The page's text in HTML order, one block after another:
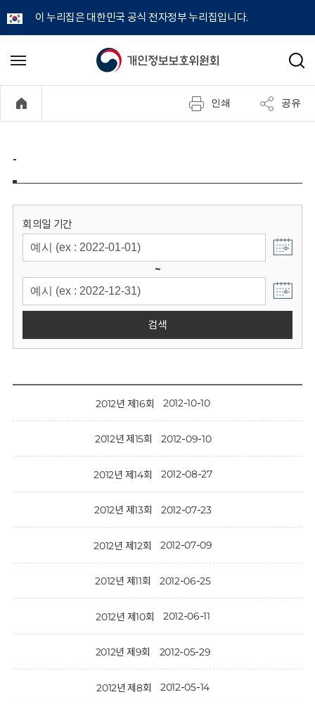
이 누리집은 대한민국 공식 전자정부 누리집입니다.
개
정
보
위
원
회
메
기
검
인쇄 공유
-
회의일 기간
~
검색
2012년 제16회 2012-10-10
2012년 제15회 2012-09-10
2012년 제14회 2012-08-27
2012년 제13회 2012-07-23
2012년 제12회 2012-07-09
2012년 제11회 2012-06-25
2012년 제10회 2012-06-11
2012년 제9회 2012-05-29
2012년 제8회 2012-05-14